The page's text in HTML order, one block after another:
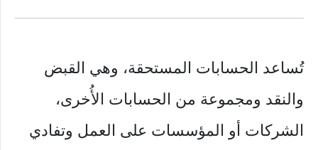
تُساعد الحسابات المستحقة، وهي القبض
والنقد ومجموعة من الحسابات الأُخرى،
الشركات أو المؤسسات على العمل وتفادي